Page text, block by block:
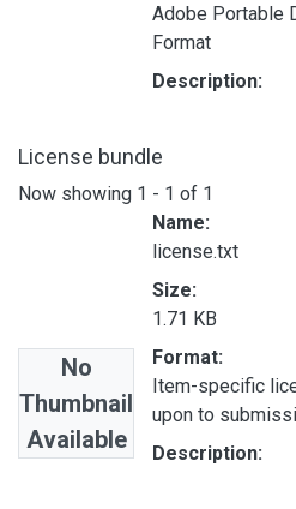
Adobe Portable
Format
Description:
License bundle
Now showing 1 - 1 of 1
No
Thumbnail
Available
Name:
license.txt
Size:
1.71 KB
Format:
Item-specific
upon to
Description: